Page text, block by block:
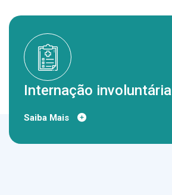
Internação involuntária
Saiba Mais